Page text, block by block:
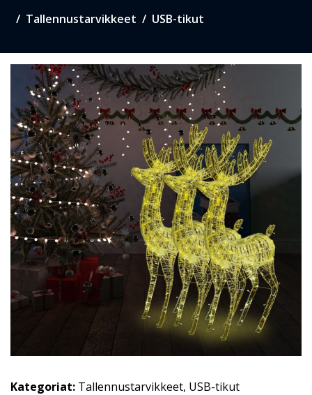
Tallennustarvikkeet USB-tikut
Kategoriat: Tallennustarvikkeet, USB-tikut